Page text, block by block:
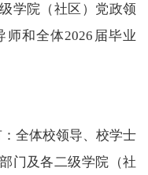
学院（社区）党政领
和全体2026届毕业
：全体校领导、校学士
门及各二级学院（社